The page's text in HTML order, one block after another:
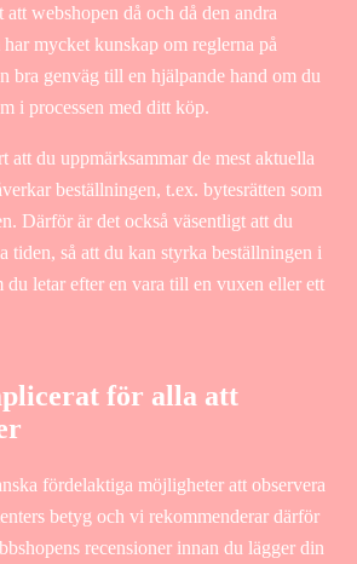
att webshopen då och då den andra
mycket kunskap om reglerna på
bra genväg till en hjälpande hand om du
i processen med ditt köp.
att du uppmärksammar de mest aktuella
beställningen, t.ex. bytesrätten som
Därför är det också väsentligt att du
tiden, så att du kan styrka beställningen i
du letar efter en vara till en vuxen eller ett
för alla att
fördelaktiga möjligheter att observera
betyg och vi rekommenderar därför
recensioner innan du lägger din